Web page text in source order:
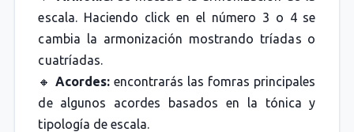
escala. Haciendo click en el número 3 o 4 se
cambia la armonización mostrando tríadas o
cuatríadas.
🔸 Acordes: encontrarás las fomras principales
de algunos acordes basados en la tónica y
tipología de escala.